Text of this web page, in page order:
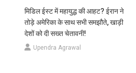
मिडिल ईस्ट में महायुद्ध की आहट? ईरान ने
तोड़े अमेरिका के साथ सभी समझौते, खाड़ी
देशों को दी सख्त चेतावनी!
Upendra Agrawal